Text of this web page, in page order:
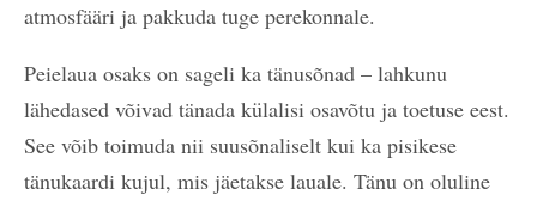
atmosfääri ja pakkuda tuge perekonnale.
Peielaua osaks on sageli ka tänusõnad – lahkunu
lähedased võivad tänada külalisi osavõtu ja toetuse eest.
See võib toimuda nii suusõnaliselt kui ka pisikese
tänukaardi kujul, mis jäetakse lauale. Tänu on oluline